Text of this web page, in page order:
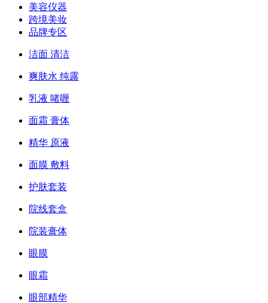
美容仪器
跨境美妆
品牌专区
洁面 清洁
爽肤水 纯露
乳液 啫喱
面霜 膏体
精华 原液
面膜 敷料
护肤套装
院线套盒
院装膏体
眼膜
眼霜
眼部精华